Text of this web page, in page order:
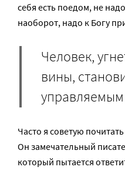
себя есть поедом, не
наоборот, надо к Богу
Человек,
вины,
управляемым
Часто я советую
Он замечательный
который пытается